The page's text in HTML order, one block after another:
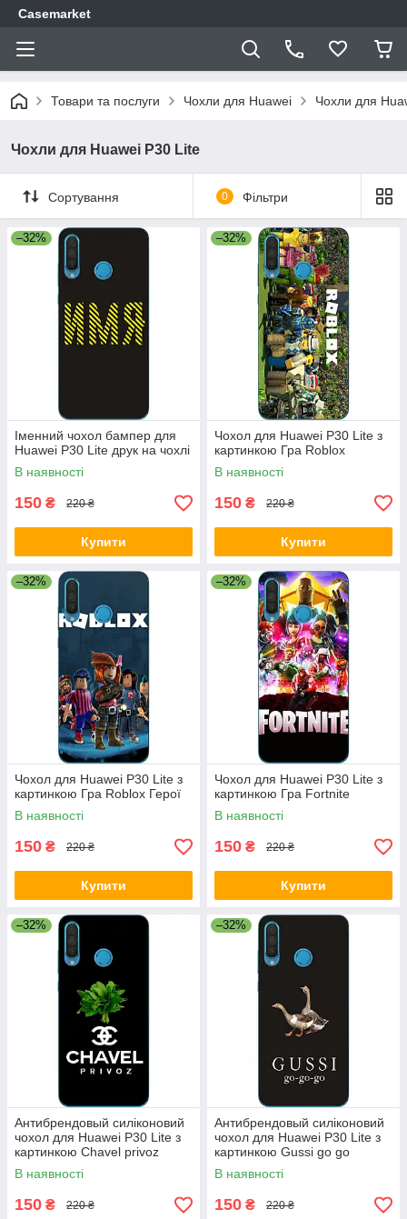
Casemarket
Товари та послуги Чохли для Huawei Чохли для
Чохли для Huawei P30 Lite
Сортування 0 Фільтри
–32%
Іменний чохол бампер для
Huawei P30 Lite друк на чохлі
В наявності
150 ₴ 220 ₴
Купити
–32%
Чохол для Huawei P30 Lite з
картинкою Гра Roblox
В наявності
150 ₴ 220 ₴
Купити
–32%
Чохол для Huawei P30 Lite з
картинкою Гра Roblox Герої
В наявності
150 ₴ 220 ₴
Купити
–32%
Чохол для Huawei P30 Lite з
картинкою Гра Fortnite
В наявності
150 ₴ 220 ₴
Купити
–32%
Антибрендовый силіконовий
чохол для Huawei P30 Lite з
картинкою Chavel privoz
В наявності
150 ₴ 220 ₴
–32%
Антибрендовый силіконовий
чохол для Huawei P30 Lite з
картинкою Gussi go go
В наявності
150 ₴ 220 ₴